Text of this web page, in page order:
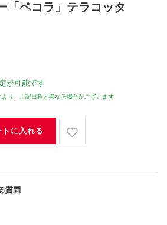
「ペコラ」テラコッタ
が可能です
り、上記日程と異なる場合がございます
トに入れる
質問